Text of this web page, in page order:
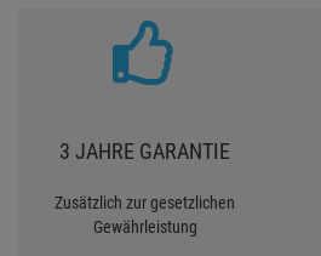
3 JAHRE GARANTIE
Zusätzlich zur gesetzlichen
Gewährleistung